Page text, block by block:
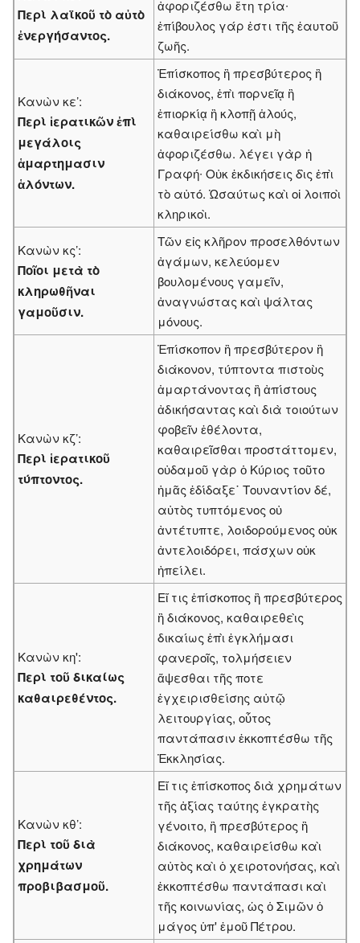
Περὶ λαϊκοῦ τὸ αὐτὸ
ἐνεργήσαντος.
ἀφοριζέσθω ἔτη τρία∙
ἐπίβουλος γάρ ἐστι τῆς ἑαυτοῦ
ζωῆς.
Κανὼν κε’:
Περὶ ἱερατικῶν ἐπὶ
μεγάλοις
ἁμαρτημασιν
ἁλόντων.
Ἐπίσκοπος ἢ πρεσβύτερος ἢ
διάκονος, ἐπὶ πορνεῖᾳ ἢ
ἐπιορκίᾳ ἢ κλοπῇ ἁλούς,
καθαιρείσθω καὶ μὴ
ἀφοριζέσθω. λέγει γὰρ ἡ
Γραφή∙ Οὐκ ἐκδικήσεις δὶς ἐπὶ
τὸ αὐτό. Ὡσαύτως καὶ οἱ λοι­ποὶ
κληρικοὶ.
Κανὼν κς’:
Ποῖοι μετὰ τὸ
κληρωθῆναι
γαμοῦσιν.
Τῶν εἰς κλῆρον προσελθόντων
ἀγάμων, κελεύομεν
βουλομένους γαμεῖν,
ἀναγνώστας καὶ ψάλτας
μόνους.
Κανὼν κζ’:
Περὶ ἱερατικοῦ
τύπτοντος.
Ἐπίσκοπον ἢ πρεσβύτερον ἢ
διάκονον, τύπτοντα πιστοὺς
ἁμαρτάνοντας ἢ ἀπίστους
ἀδικήσαντας καὶ διὰ τοιούτων
φοβεῖν ἐθέλοντα,
καθαιρεῖσθαι προστάττομεν,
οὐδαμοῦ γὰρ ὁ Κύριος τοῦτο
ἡμᾶς ἐδίδαξε˙ Τουναντίον δέ,
αὐτὸς τυπτόμενος οὐ
ἀντέτυπτε, λοιδορούμενος οὐκ
ἀντελοιδόρει, πάσχων οὐκ
ἠπείλει.
Κανὼν κη':
Περὶ τοῦ δικαίως
καθαιρεθέντος.
Εἴ τις ἐπίσκοπος ἢ πρεσβύτερος
ἢ διάκονος, καθαιρεθεὶς
δικαίως ἐπὶ ἐγκλήμασι
φανεροῖς, τολμήσειεν
ἅψεσθαι τῆς ποτε
ἐγχειρισθείσης αὐτῷ
λειτουργίας, οὗτος
παντάπασιν ἐκκοπτέσθω τῆς
Ἐκκλησίας.
Κανὼν κθ’:
Περὶ τοῦ διὰ
χρημάτων
προβιβασμοῦ.
Εἴ τις ἐπίσκοπος διὰ χρημάτων
τῆς ἀξίας ταύτης ἐγκρατὴς
γένοιτο, ἢ πρεσβύτερος ἢ
διάκονος, καθαιρείσθω καὶ
αὐτὸς καὶ ὁ χειροτονήσας, καὶ
ἐκκοπτέσθω παντάπασι καὶ
τῆς κοινωνίας, ὡς ὁ Σιμῶν ὁ
μάγος ὑπ' ἐμοῦ Πέτρου.